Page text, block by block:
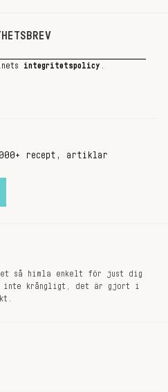
integritetspolicy
recept, artiklar
det så himla enkelt för just dig
inte krångligt, det är gjort i